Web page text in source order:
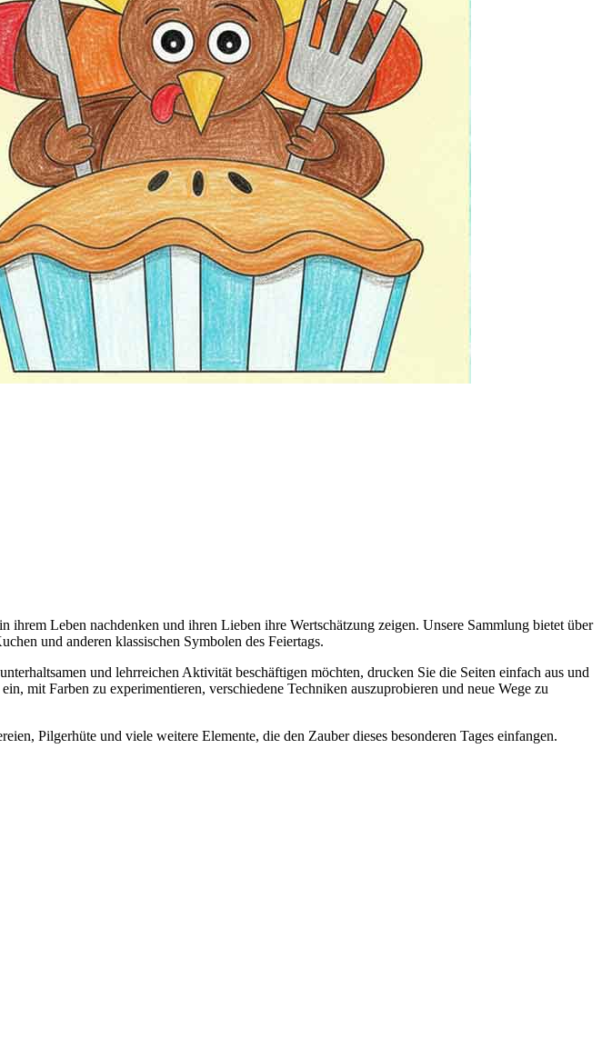
Leben nachdenken und ihren Lieben ihre Wertschätzung zeigen. Unsere Sammlung bietet über
und anderen klassischen Symbolen des Feiertags.
und lehrreichen Aktivität beschäftigen möchten, drucken Sie die Seiten einfach aus und
mit Farben zu experimentieren, verschiedene Techniken auszuprobieren und neue Wege zu
Pilgerhüte und viele weitere Elemente, die den Zauber dieses besonderen Tages einfangen.